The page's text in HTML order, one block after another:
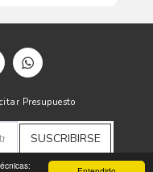
Presupuesto
SUSCRIBIRSE